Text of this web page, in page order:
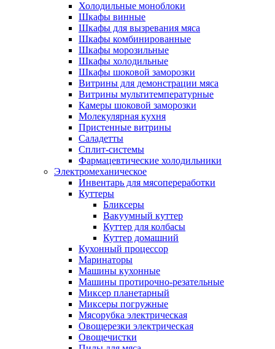
Холодильные моноблоки
Шкафы винные
Шкафы для вызревания мяса
Шкафы комбинированные
Шкафы морозильные
Шкафы холодильные
Шкафы шоковой заморозки
Витрины для демонстрации мяса
Витрины мультитемпературные
Камеры шоковой заморозки
Молекулярная кухня
Пристенные витрины
Саладетты
Сплит-системы
Фармацевтические холодильники
Электромеханическое
Инвентарь для мясопереработки
Куттеры
Бликсеры
Вакуумный куттер
Куттер для колбасы
Куттер домашний
Кухонный процессор
Маринаторы
Машины кухонные
Машины протирочно-резательные
Миксер планетарный
Миксеры погружные
Мясорубка электрическая
Овощерезки электрическая
Овощечистки